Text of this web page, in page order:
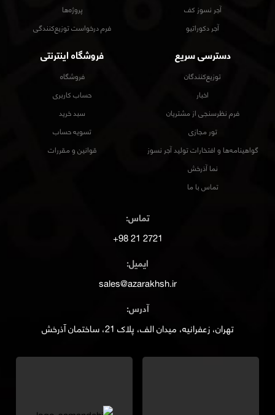
آجر نسوز کف
آجر دکوراتیو
پروژه‌ها
فرم درخواست توزیع‌کنندگی
دسترسی سریع
توزیع‌کنندگان
اخبار
فرم نظرسنجی از مشتریان
تور مجازی
گواهینامه‌ها و افتخارات تولید آجر نسوز
نما آذرخش
تماس با ما
فروشگاه اینترنتی
فروشگاه
حساب کاربری
سبد خرید
تسویه حساب
قوانین و مقررات
تماس:
2721 21 98+
ایمیل:
sales@azarakhsh.ir
آدرس:
تهران، زعفرانیه، میدان الف، پلاک 21، ساختمان آذرخش